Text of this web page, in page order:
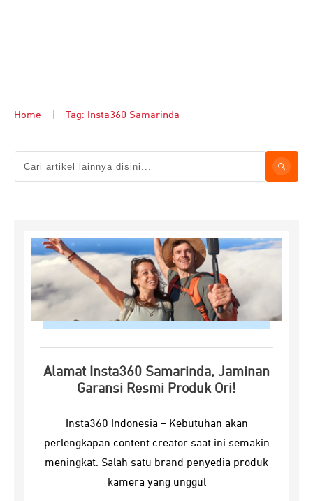
Home Tag: Insta360 Samarinda
Alamat Insta360 Samarinda, Jaminan
Garansi Resmi Produk Ori!
Insta360 Indonesia – Kebutuhan akan
perlengkapan content creator saat ini semakin
meningkat. Salah satu brand penyedia produk
kamera yang unggul